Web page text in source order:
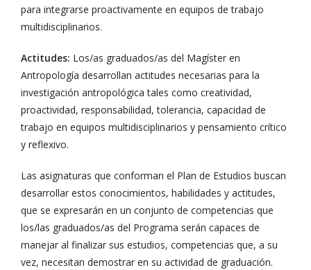
para integrarse proactivamente en equipos de trabajo
multidisciplinarios.
Actitudes: Los/as graduados/as del Magíster en
Antropología desarrollan actitudes necesarias para la
investigación antropológica tales como creatividad,
proactividad, responsabilidad, tolerancia, capacidad de
trabajo en equipos multidisciplinarios y pensamiento crítico
y reflexivo.
Las asignaturas que conforman el Plan de Estudios buscan
desarrollar estos conocimientos, habilidades y actitudes,
que se expresarán en un conjunto de competencias que
los/las graduados/as del Programa serán capaces de
manejar al finalizar sus estudios, competencias que, a su
vez, necesitan demostrar en su actividad de graduación.